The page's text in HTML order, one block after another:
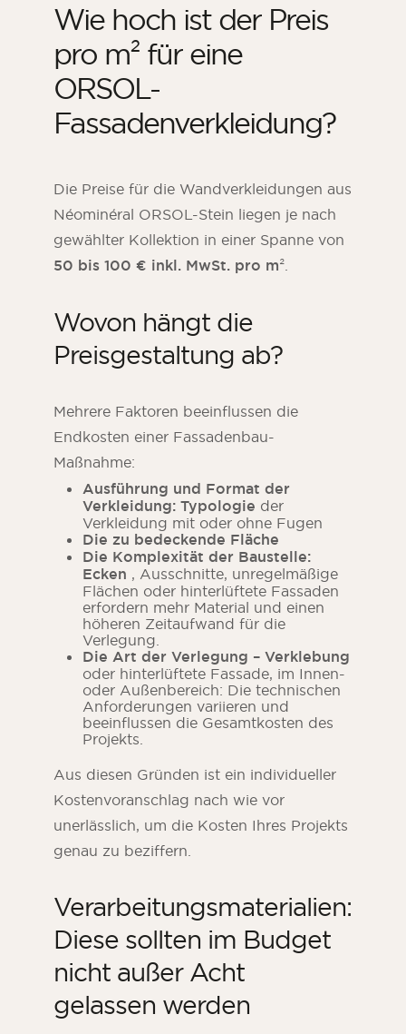
Wie hoch ist der Preis
pro m² für eine
ORSOL-
Fassadenverkleidung?
Die Preise für die Wandverkleidungen aus
Néominéral ORSOL-Stein liegen je nach
gewählter Kollektion in einer Spanne von
50 bis 100 € inkl. MwSt. pro m².
Wovon hängt die
Preisgestaltung ab?
Mehrere Faktoren beeinflussen die
Endkosten einer Fassadenbau-
Maßnahme:
Ausführung und Format der
Verkleidung: Typologie der
Verkleidung mit oder ohne Fugen
Die zu bedeckende Fläche
Die Komplexität der Baustelle:
Ecken , Ausschnitte, unregelmäßige
Flächen oder hinterlüftete Fassaden
erfordern mehr Material und einen
höheren Zeitaufwand für die
Verlegung.
Die Art der Verlegung – Verklebung
oder hinterlüftete Fassade, im Innen-
oder Außenbereich: Die technischen
Anforderungen variieren und
beeinflussen die Gesamtkosten des
Projekts.
Aus diesen Gründen ist ein individueller
Kostenvoranschlag nach wie vor
unerlässlich, um die Kosten Ihres Projekts
genau zu beziffern.
Verarbeitungsmaterialien:
Diese sollten im Budget
nicht außer Acht
gelassen werden